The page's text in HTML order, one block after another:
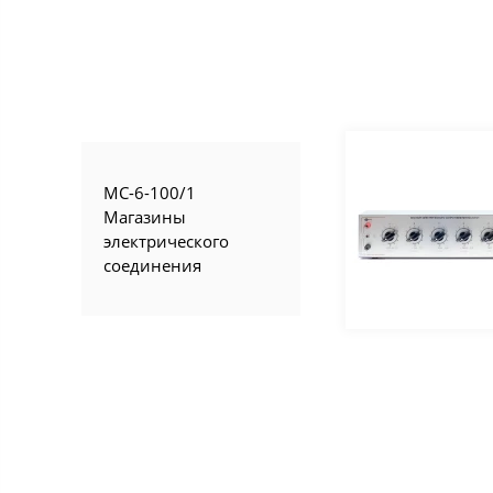
МС-6-100/1
Магазины
электрического
соединения